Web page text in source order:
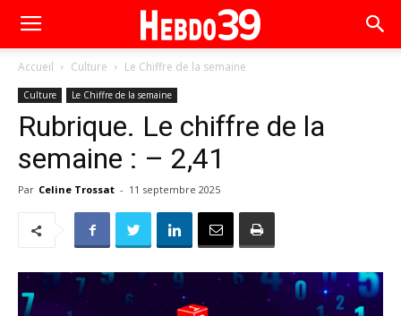
Accueil Culture Le Chiffre de la semaine
Culture Le Chiffre de la semaine
Rubrique. Le chiffre de la
semaine : – 2,41
Par Celine Trossat - 11 septembre 2025